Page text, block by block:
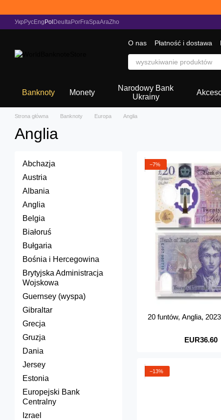
Укр РусEng Pol Deu ItaPorFraSpaAraZho
O nas Płatność i dostawa
Banknoty Monety
Narodowy Bank
Ukrainy
Strona główna Banknoty Europa Anglia
Anglia
−7%
20 funtów, Anglia,
EUR36.60
−13%
Abchazja
Austria
Albania
Anglia
Belgia
Białoruś
Bułgaria
Bośnia i Hercegowina
Brytyjska Administracja
Wojskowa
Guernsey (wyspa)
Gibraltar
Grecja
Gruzja
Dania
Jersey
Estonia
Europejski Bank
Centralny
Izrael